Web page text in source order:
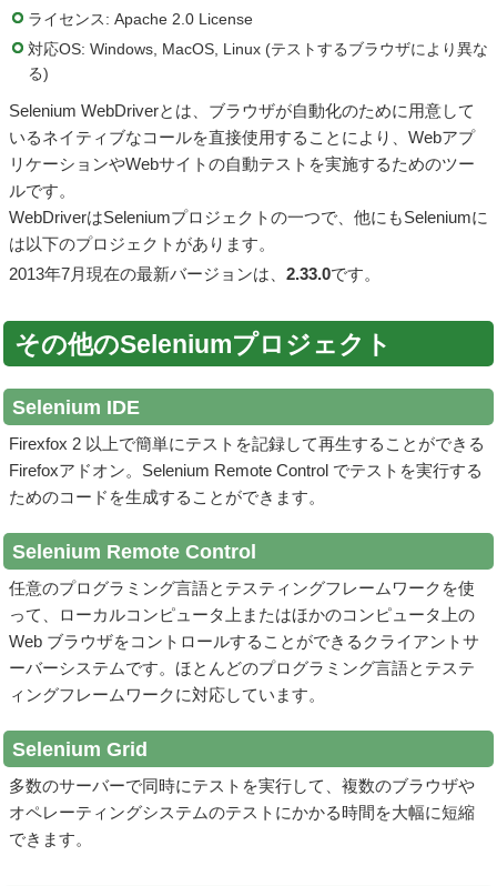
ライセンス: Apache 2.0 License
対応OS: Windows, MacOS, Linux (テストするブラウザにより異な
る)
Selenium WebDriverとは、ブラウザが自動化のために用意して
いるネイティブなコールを直接使用することにより、Webアプ
リケーションやWebサイトの自動テストを実施するためのツー
ルです。
WebDriverはSeleniumプロジェクトの一つで、他にもSeleniumに
は以下のプロジェクトがあります。
2013年7月現在の最新バージョンは、 2.33.0です。
その他のSeleniumプロジェクト
Selenium IDE
Firexfox 2 以上で簡単にテストを記録して再生することができる
Firefoxアドオン。Selenium Remote Control でテストを実行する
ためのコードを生成することができます。
Selenium Remote Control
任意のプログラミング言語とテスティングフレームワークを使
って、ローカルコンピュータ上またはほかのコンピュータ上の
Web ブラウザをコントロールすることができるクライアントサ
ーバーシステムです。ほとんどのプログラミング言語とテステ
ィングフレームワークに対応しています。
Selenium Grid
多数のサーバーで同時にテストを実行して、複数のブラウザや
オペレーティングシステムのテストにかかる時間を大幅に短縮
できます。